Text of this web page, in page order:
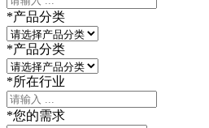
*产品分类
*产品分类
*所在行业
*您的需求